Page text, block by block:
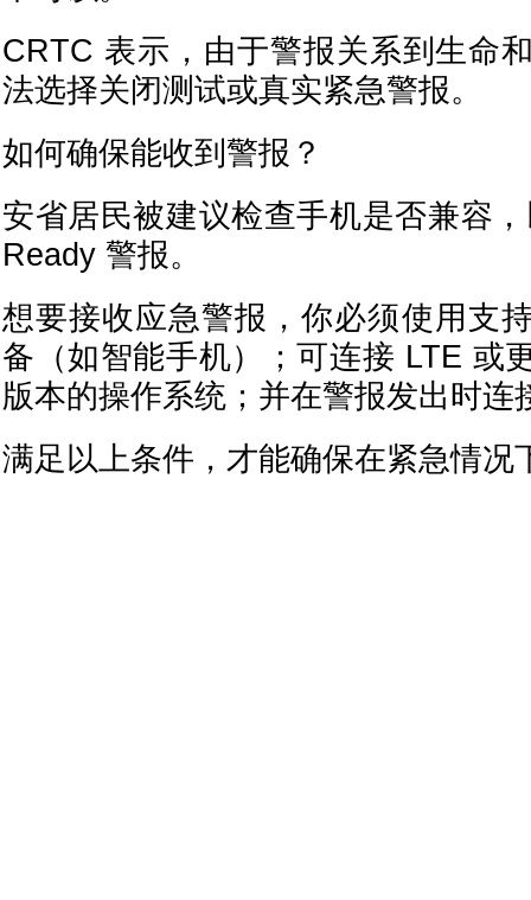
CRTC 表示，由于警报关系到生命
法选择关闭测试或真实紧急警报。
如何确保能收到警报？
安省居民被建议检查手机是否兼容
Ready 警报。
想要接收应急警报，你必须使用支
备（如智能手机）；可连接 LTE 或
版本的操作系统；并在警报发出时连
满足以上条件，才能确保在紧急情况